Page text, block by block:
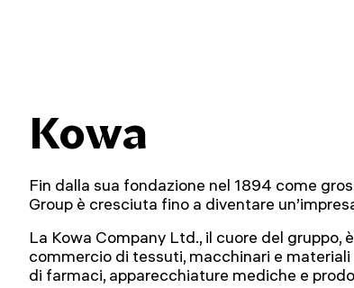
Kowa
Fin dalla sua fondazione nel 1894 come
Group è cresciuta fino a diventare
La Kowa Company Ltd., il cuore del
commercio di tessuti, macchinari e
di farmaci, apparecchiature mediche e